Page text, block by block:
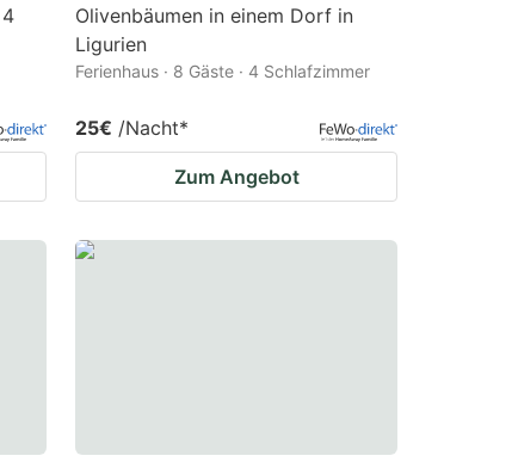
Olivenbäumen in einem Dorf in
Ligurien
Ferienhaus · 8 Gäste · 4 Schlafzimmer
25€ /Nacht*
Zum Angebot